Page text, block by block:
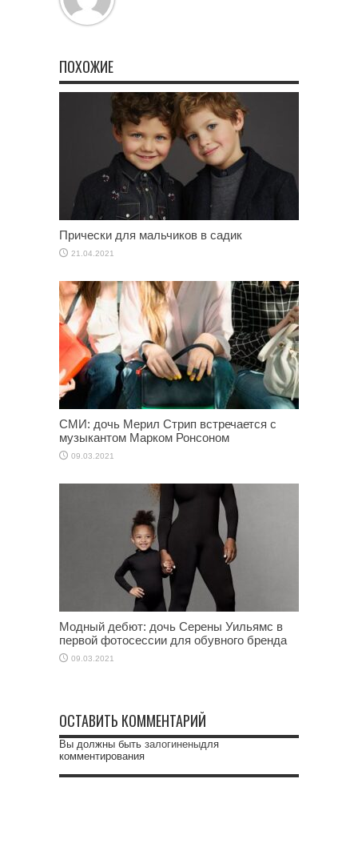
ПОХОЖИЕ
Прически для мальчиков в садик
21.04.2021
СМИ: дочь Мерил Стрип встречается с
музыкантом Марком Ронсоном
09.03.2021
Модный дебют: дочь Серены Уильямс в
первой фотосессии для обувного бренда
09.03.2021
ОСТАВИТЬ КОММЕНТАРИЙ
Вы должны быть залогиненыдля
комментирования